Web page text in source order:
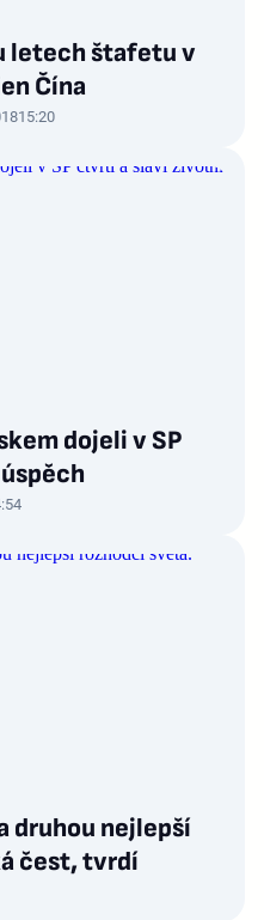
letech štafetu v
Čína
15:20
dojeli v SP
druhou nejlepší
čest, tvrdí